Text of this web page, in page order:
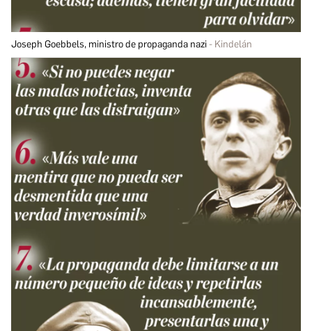
Joseph Goebbels, ministro de propaganda nazi Kindelán